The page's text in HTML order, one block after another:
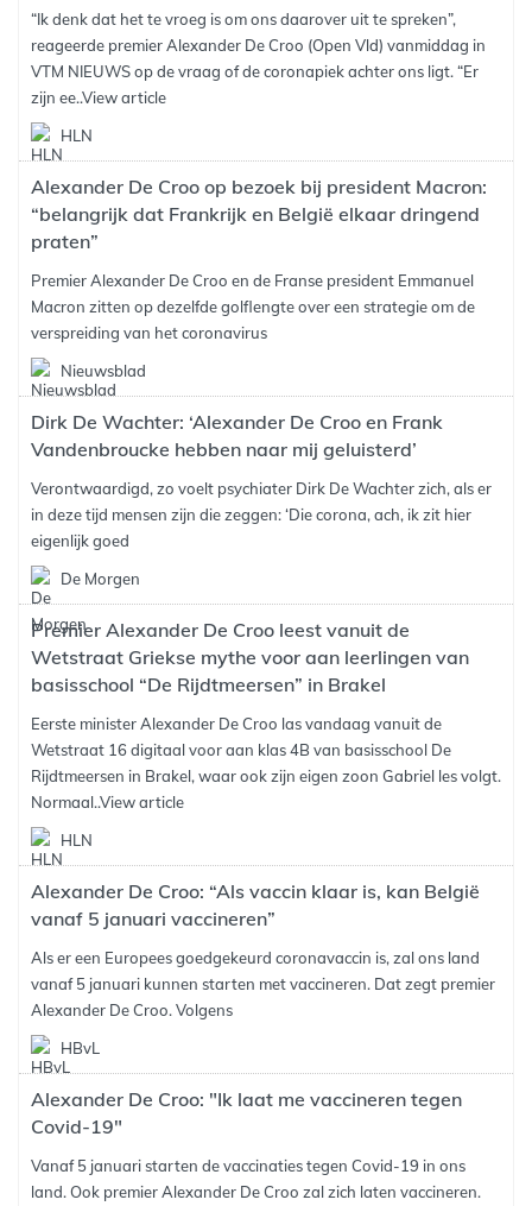
“Ik denk dat het te vroeg is om ons daarover uit te spreken”,
reageerde premier Alexander De Croo (Open Vld) vanmiddag in
VTM NIEUWS op de vraag of de coronapiek achter ons ligt. “Er
zijn ee..View article
HLN
Alexander De Croo op bezoek bij president Macron:
“belangrijk dat Frankrijk en België elkaar dringend
praten”
Premier Alexander De Croo en de Franse president Emmanuel
Macron zitten op dezelfde golflengte over een strategie om de
verspreiding van het coronavirus
Nieuwsblad
Dirk De Wachter: ‘Alexander De Croo en Frank
Vandenbroucke hebben naar mij geluisterd’
Verontwaardigd, zo voelt psychiater Dirk De Wachter zich, als er
in deze tijd mensen zijn die zeggen: ‘Die corona, ach, ik zit hier
eigenlijk goed
De Morgen
Premier Alexander De Croo leest vanuit de
Wetstraat Griekse mythe voor aan leerlingen van
basisschool “De Rijdtmeersen” in Brakel
Eerste minister Alexander De Croo las vandaag vanuit de
Wetstraat 16 digitaal voor aan klas 4B van basisschool De
Rijdtmeersen in Brakel, waar ook zijn eigen zoon Gabriel les volgt.
Normaal..View article
HLN
Alexander De Croo: “Als vaccin klaar is, kan België
vanaf 5 januari vaccineren”
Als er een Europees goedgekeurd coronavaccin is, zal ons land
vanaf 5 januari kunnen starten met vaccineren. Dat zegt premier
Alexander De Croo. Volgens
HBvL
Alexander De Croo: "Ik laat me vaccineren tegen
Covid-19"
Vanaf 5 januari starten de vaccinaties tegen Covid-19 in ons
land. Ook premier Alexander De Croo zal zich laten vaccineren.